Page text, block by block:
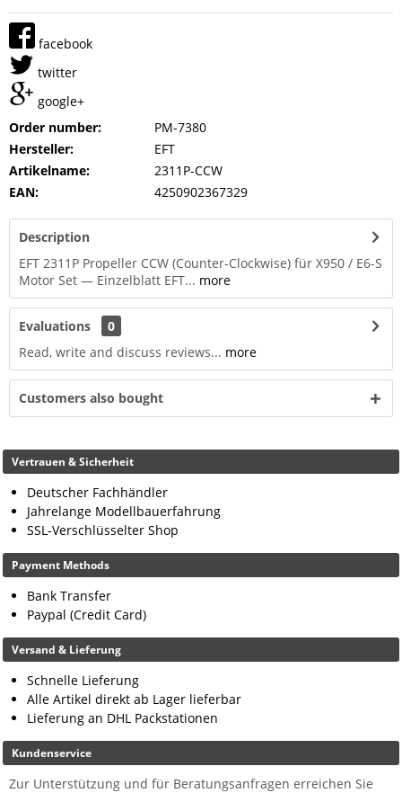
facebook
twitter
google+
Order number:
PM-7380
Hersteller:
EFT
Artikelname:
2311P-CCW
EAN:
4250902367329
Description
EFT 2311P Propeller CCW (Counter-Clockwise) für X950 / E6-S
Motor Set — Einzelblatt EFT... more
Evaluations
0
Read, write and discuss reviews... more
Customers also bought
Vertrauen & Sicherheit
Deutscher Fachhändler
Jahrelange Modellbauerfahrung
SSL-Verschlüsselter Shop
Payment Methods
Bank Transfer
Paypal (Credit Card)
Versand & Lieferung
Schnelle Lieferung
Alle Artikel direkt ab Lager lieferbar
Lieferung an DHL Packstationen
Kundenservice
Zur Unterstützung und für Beratungsanfragen erreichen Sie